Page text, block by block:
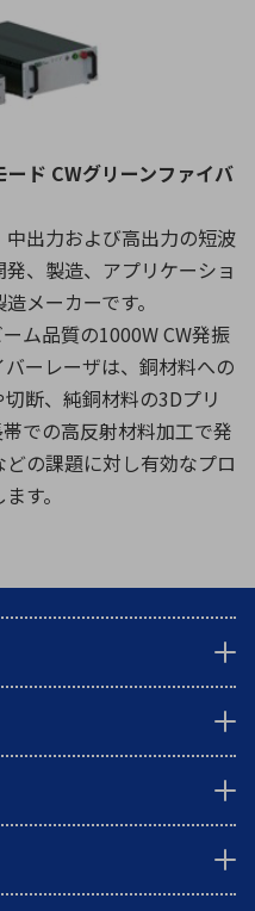
ド CWグリーンファイバ
出力および高出力の短波
、製造、アプリケーショ
メーカーです。
ム品質の1000W CW発振
ーレーザは、銅材料への
断、純銅材料の3Dプリ
での高反射材料加工で発
の課題に対し有効なプロ
す。